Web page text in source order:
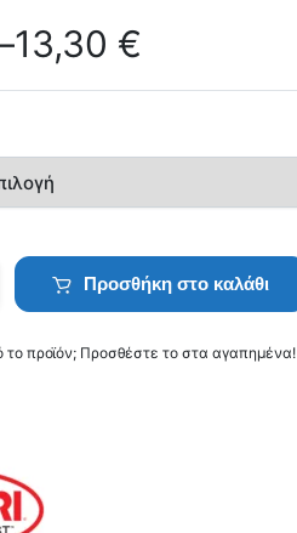
13,30 €
Προσθήκη στο καλάθι
το προϊόν; Προσθέστε το στα αγαπημένα!